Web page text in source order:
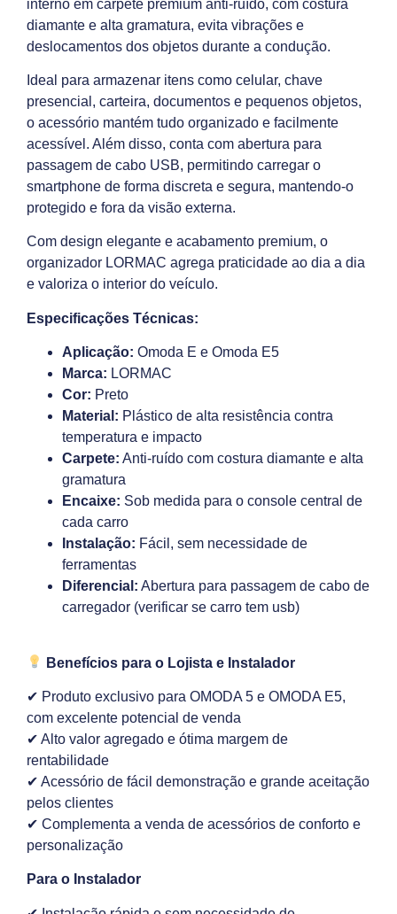
interno em carpete premium anti-ruído, com costura
diamante e alta gramatura, evita vibrações e
deslocamentos dos objetos durante a condução.
Ideal para armazenar itens como celular, chave
presencial, carteira, documentos e pequenos objetos,
o acessório mantém tudo organizado e facilmente
acessível. Além disso, conta com abertura para
passagem de cabo USB, permitindo carregar o
smartphone de forma discreta e segura, mantendo-o
protegido e fora da visão externa.
Com design elegante e acabamento premium, o
organizador LORMAC agrega praticidade ao dia a dia
e valoriza o interior do veículo.
Especificações Técnicas:
Aplicação: Omoda E e Omoda E5
Marca: LORMAC
Cor: Preto
Material: Plástico de alta resistência contra
temperatura e impacto
Carpete: Anti-ruído com costura diamante e alta
gramatura
Encaixe: Sob medida para o console central de
cada carro
Instalação: Fácil, sem necessidade de
ferramentas
Diferencial: Abertura para passagem de cabo de
carregador (verificar se carro tem usb)
Benefícios para o Lojista e Instalador
✔ Produto exclusivo para OMODA 5 e OMODA E5,
com excelente potencial de venda
✔ Alto valor agregado e ótima margem de
rentabilidade
✔ Acessório de fácil demonstração e grande aceitação
pelos clientes
✔ Complementa a venda de acessórios de conforto e
personalização
Para o Instalador